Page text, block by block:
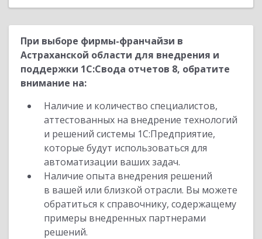
При выборе фирмы-франчайзи в
Астраханской области для внедрения и
поддержки 1С:Свода отчетов 8, обратите
внимание на:
Наличие и количество специалистов,
аттестованных на внедрение технологий
и решений системы 1С:Предприятие,
которые будут использоваться для
автоматизации ваших задач.
Наличие опыта внедрения решений
в вашей или близкой отрасли. Вы можете
обратиться к справочнику, содержащему
примеры внедренных партнерами
решений.